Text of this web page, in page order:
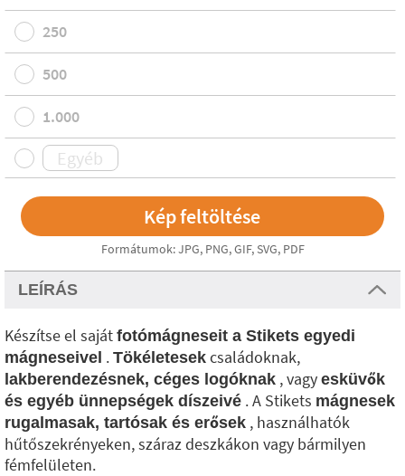
250
500
1.000
Formátumok: JPG, PNG, GIF, SVG, PDF
LEÍRÁS
Készítse el saját fotómágneseit a Stikets egyedi
mágneseivel . Tökéletesek családoknak,
lakberendezésnek, céges logóknak , vagy esküvők
és egyéb ünnepségek díszeivé . A Stikets mágnesek
rugalmasak, tartósak és erősek , használhatók
hűtőszekrényeken, száraz deszkákon vagy bármilyen
fémfelületen.